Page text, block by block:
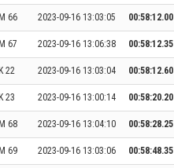
M 66 2023-09-16 13:03:05 00:58:12.00
M 67 2023-09-16 13:06:38 00:58:12.35
K 22 2023-09-16 13:03:04 00:58:12.60
K 23 2023-09-16 13:00:14 00:58:20.20
M 68 2023-09-16 13:04:10 00:58:28.25
M 69 2023-09-16 13:03:06 00:58:48.35